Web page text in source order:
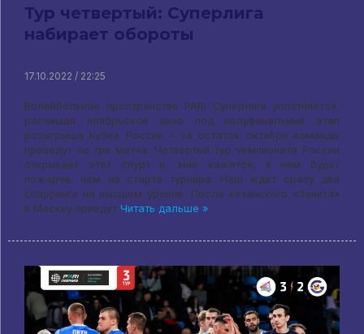
Тур четвертый: Суперлига
набирает обороты
17.10.2022 / 22:25
Волейбольное пространство PARI Суперлиги уплотняется,
расчищая ноябрьское окно под полуфинальный этап
розыгрыша Кубка России – за остаток октября команды
проведут по три матча. Четвертый тур чемпионата России
открывает этот спурт и, мне кажется, в нем будет
пожарче, чем на старте турнира. Наш ждет сразу два
спарринга на высшем уровне. После казанского «Зенита»
в Москву приедут Читать дальше »